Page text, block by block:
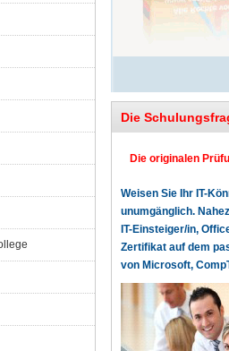
Die
Die originalen
Weisen Sie Ihr IT-
unumgänglich.
IT-Einsteiger/in,
Zertifikat auf dem
von Microsoft,